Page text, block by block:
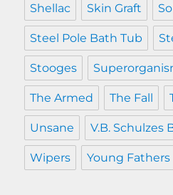
Shellac Skin Graft
Steel Pole Bath Tub
Stooges
The Armed The Fall
Unsane V.B.
Wipers Young Fathers